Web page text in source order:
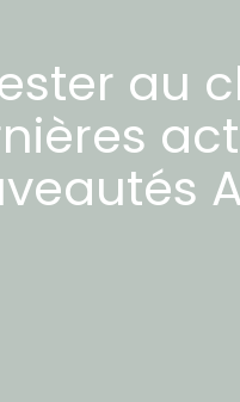
au